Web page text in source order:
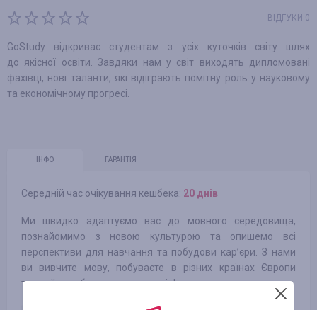
ВІДГУКИ 0
GoStudy відкриває студентам з усіх куточків світу шлях
до якісної освіти. Завдяки нам у світ виходять дипломовані
фахівці, нові таланти, які відіграють помітну роль у науковому
та економічному прогресі.
ІНФО ГАРАНТІЯ
Середній час очікування кешбека: 20 днів
Ми швидко адаптуємо вас до мовного середовища,
познайомимо з новою культурою та опишемо всі
перспективи для навчання та побудови кар’єри. З нами
ви вивчите мову, побуваєте в різних країнах Європи
та знайдете багато нових друзів!